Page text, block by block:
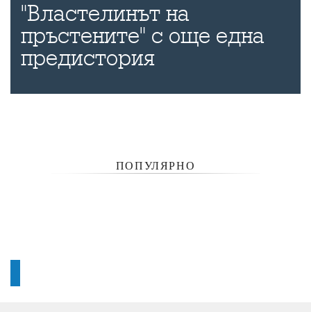
"Властелинът на
пръстените" с още една
предистория
ПОПУЛЯРНО